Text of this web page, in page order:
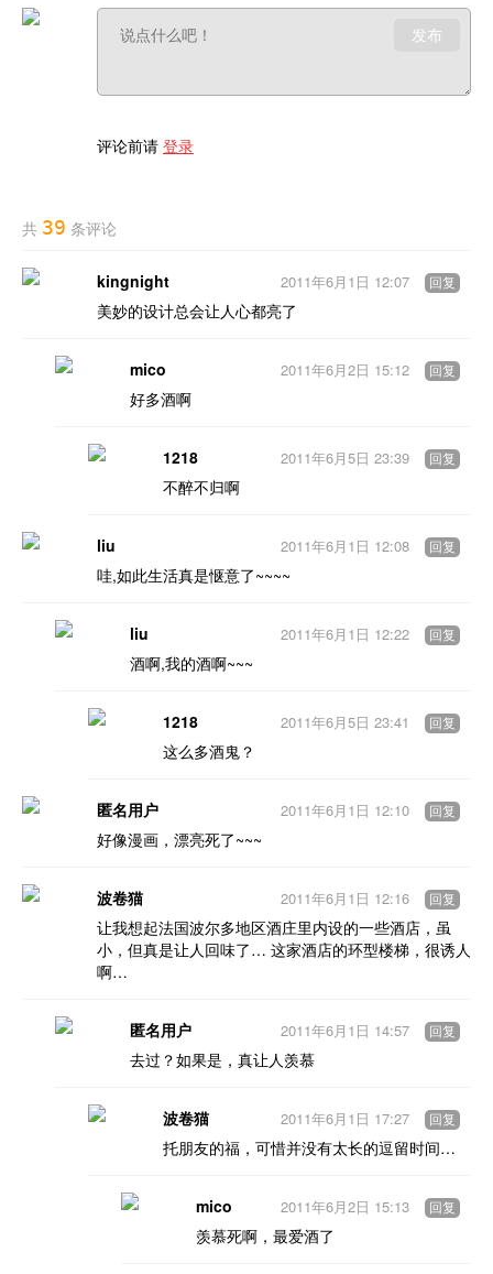
发布
评论前请 登录
共 39 条评论
kingnight
美妙的设计总会让人心都亮了
2011年6月1日 12:07 回复
mico
好多酒啊
2011年6月2日 15:12 回复
1218
不醉不归啊
2011年6月5日 23:39 回复
liu
哇,如此生活真是惬意了~~~~
2011年6月1日 12:08 回复
liu
酒啊,我的酒啊~~~
2011年6月1日 12:22 回复
1218
这么多酒鬼？
2011年6月5日 23:41 回复
匿名用户
好像漫画，漂亮死了~~~
2011年6月1日 12:10 回复
波卷猫
让我想起法国波尔多地区酒庄里内设的一些酒店，虽
小，但真是让人回味了… 这家酒店的环型楼梯，很诱人
啊…
2011年6月1日 12:16 回复
匿名用户
去过？如果是，真让人羡慕
2011年6月1日 14:57 回复
波卷猫
托朋友的福，可惜并没有太长的逗留时间…
2011年6月1日 17:27 回复
mico
羡慕死啊，最爱酒了
2011年6月2日 15:13 回复